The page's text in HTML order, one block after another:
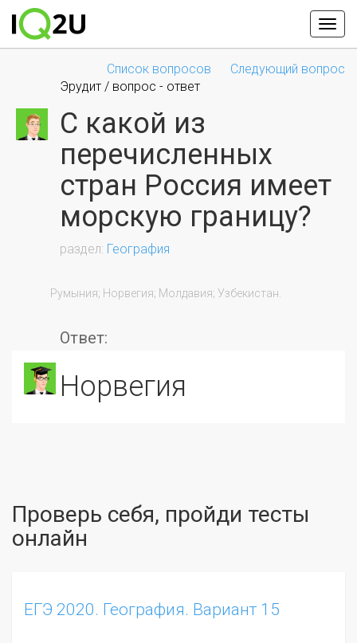
Список вопросов
Следующий вопрос
Эрудит / вопрос - ответ
С какой из
перечисленных
стран Россия имеет
морскую границу?
География
Ответ:
Норвегия
Проверь себя, пройди тесты
онлайн
ЕГЭ 2020. География. Вариант 15